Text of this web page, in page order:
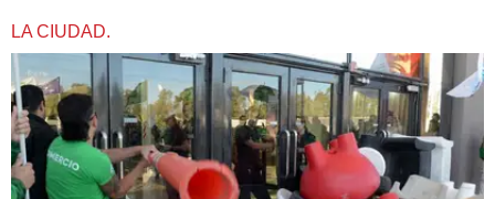
LA CIUDAD.